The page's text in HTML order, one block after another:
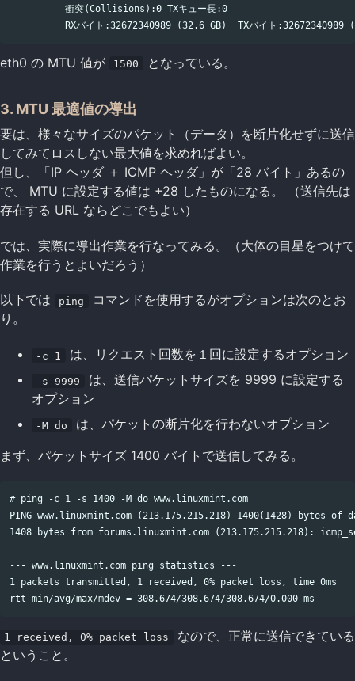
          衝突(Collisions):0 TXキュー長:0
eth0 の MTU 値が 1500 となっている。
3. MTU 最適値の導出
要は、様々なサイズのパケット（データ）を断片化せずに送信
してみてロスしない最大値を求めればよい。
但し、「IP ヘッダ ＋ ICMP ヘッダ」が「28 バイト」あるの
で、 MTU に設定する値は +28 したものになる。 （送信先は
存在する URL ならどこでもよい）
では、実際に導出作業を行なってみる。（大体の目星をつけて
作業を行うとよいだろう）
以下では ping
コマンドを使用するがオプションは次のとお
り。
-c 1 は、リクエスト回数を１回に設定するオプション
-s 9999
は、送信パケットサイズを 9999 に設定する
オプション
-M do
は、パケットの断片化を行わないオプション
まず、パケットサイズ 1400 バイトで送信してみる。
# ping -c 1 -s 1400 -M do www.linuxmint.com
PING www.linuxmint.com (213.175.215.218) 1400(1428) bytes of
1408 bytes from forums.linuxmint.com (213.175.215.218):
--- www.linuxmint.com ping statistics ---
1 packets transmitted, 1 received, 0% packet loss, time 0ms
1 received, 0% packet loss
なので、正常に送信できている
ということ。